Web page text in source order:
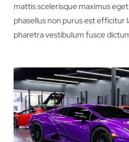
mattis scelerisque maximus
phasellus non purus est efficitur
pharetra vestibulum fusce
{Feature 2
Lorem ipsum dolor sit amet
adipiscing elit quisque faucibus
pellentesque sem placerat in id